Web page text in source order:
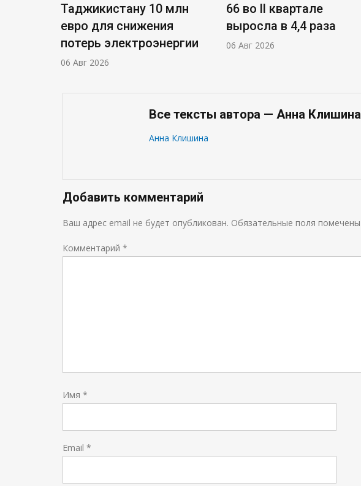
Таджикистану 10 млн
евро для снижения
потерь электроэнергии
06 Авг 2026
66 во ll квартале
выросла в 4,4 раза
06 Авг 2026
Все тексты автора — Анна Клишина
Анна Клишина
Добавить комментарий
Ваш адрес email не будет опубликован. Обязательные поля помечены
Комментарий *
Имя *
Email *